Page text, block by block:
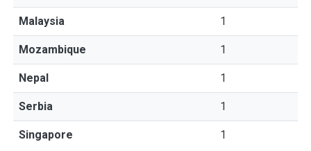
Malaysia 1
Mozambique 1
Nepal 1
Serbia 1
Singapore 1